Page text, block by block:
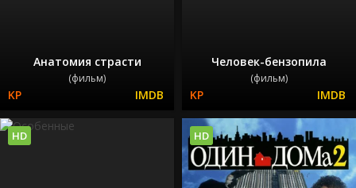
Анатомия страсти
(фильм)
Человек-бензопила
(фильм)
HD HD